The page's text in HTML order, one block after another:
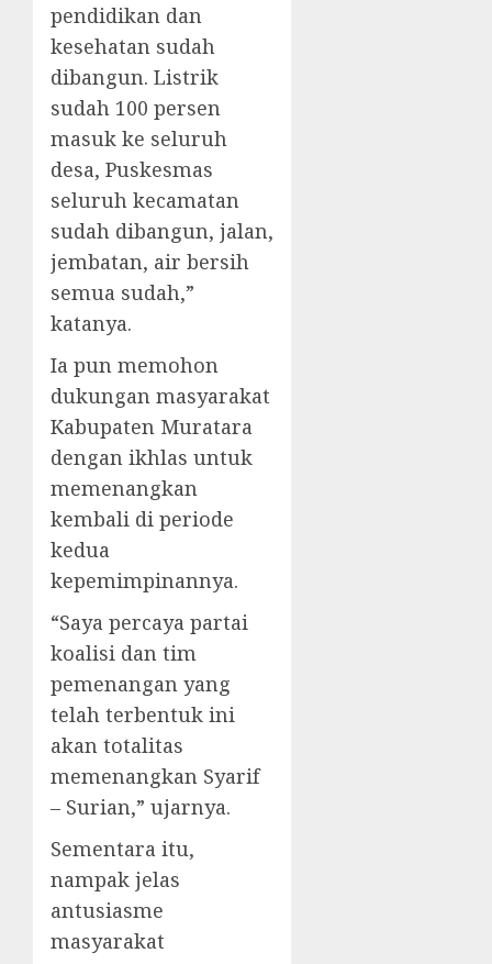
pendidikan dan
kesehatan sudah
dibangun. Listrik
sudah 100 persen
masuk ke seluruh
desa, Puskesmas
seluruh kecamatan
sudah dibangun, jalan,
jembatan, air bersih
semua sudah,”
katanya.
Ia pun memohon
dukungan masyarakat
Kabupaten Muratara
dengan ikhlas untuk
memenangkan
kembali di periode
kedua
kepemimpinannya.
“Saya percaya partai
koalisi dan tim
pemenangan yang
telah terbentuk ini
akan totalitas
memenangkan Syarif
– Surian,” ujarnya.
Sementara itu,
nampak jelas
antusiasme
masyarakat